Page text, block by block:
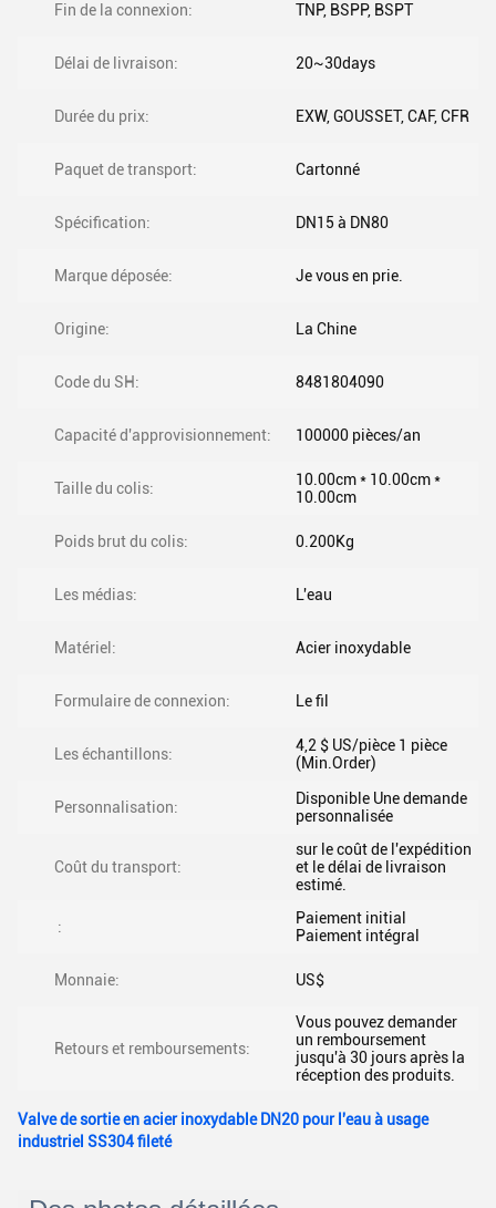
Fin de la connexion: TNP, BSPP, BSPT
Délai de livraison: 20~30days
Durée du prix: EXW, GOUSSET, CAF, CFR
Paquet de transport: Cartonné
Spécification: DN15 à DN80
Marque déposée: Je vous en prie.
Origine: La Chine
Code du SH: 8481804090
Capacité d'approvisionnement: 100000 pièces/an
Taille du colis:
10.00cm * 10.00cm *
10.00cm
Poids brut du colis: 0.200Kg
Les médias: L'eau
Matériel: Acier inoxydable
Formulaire de connexion: Le fil
Les échantillons:
4,2 $ US/pièce 1 pièce
(Min.Order)
Personnalisation:
Disponible Une demande
personnalisée
Coût du transport:
sur le coût de l'expédition
et le délai de livraison
estimé.
:
Paiement initial
Paiement intégral
Monnaie: US$
Retours et remboursements:
Vous pouvez demander
un remboursement
jusqu'à 30 jours après la
réception des produits.
Valve de sortie en acier inoxydable DN20 pour l'eau à usage
industriel SS304 fileté